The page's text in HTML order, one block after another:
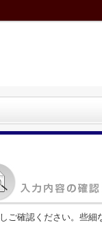
ご確認ください。些